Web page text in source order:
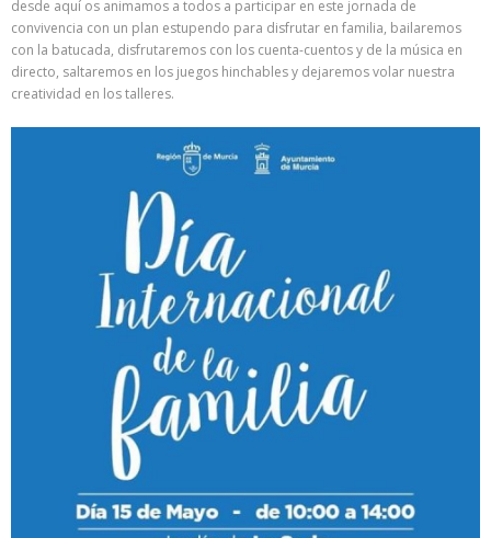
desde aquí os animamos a todos a participar en este jornada de
convivencia con un plan estupendo para disfrutar en familia, bailaremos
con la batucada, disfrutaremos con los cuenta-cuentos y de la música en
directo, saltaremos en los juegos hinchables y dejaremos volar nuestra
creatividad en los talleres.